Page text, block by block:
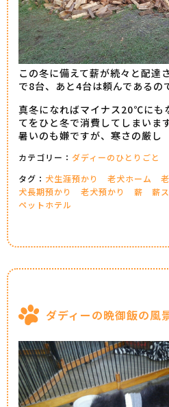
この冬に備えて薪が続々と配達
で8台、あと4台は頼んであるの
真冬になればマイナス20℃にも
てをひと冬で消費してしまいます
暑いのも嫌ですが、寒さの厳し
カテゴリー： ダディーのひとりごと
タグ： 犬生涯預かり 老犬ホーム
犬長期預かり
老犬預かり 薪 薪
ペットホテル
ダディーの晩御飯の風